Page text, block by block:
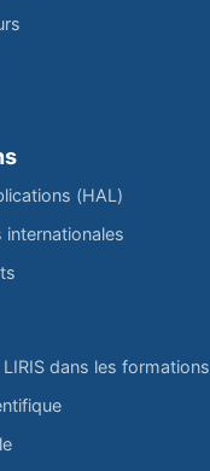
(HAL)
internationales
dans les formations